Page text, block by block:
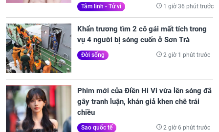
Tâm linh - Tử vi 1 giờ 36 phút trước
Khẩn trương tìm 2 cô gái mất tích trong
vụ 4 người bị sóng cuốn ở Sơn Trà
Đời sống 2 giờ 1 phút trước
Phim mới của Điền Hi Vi vừa lên sóng đã
gây tranh luận, khán giả khen chê trái
chiều
Sao quốc tế 2 giờ 6 phút trước